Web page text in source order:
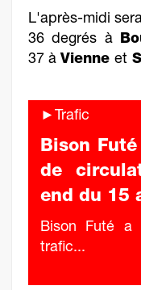
L'après-midi
36 degrés à
37 à Vienne et
►Trafic
Bison
de
end du 15
Bison Futé a
trafic...